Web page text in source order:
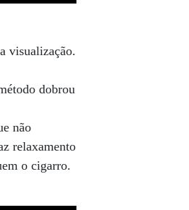
visualização.
dobrou
não
relaxamento
o cigarro.